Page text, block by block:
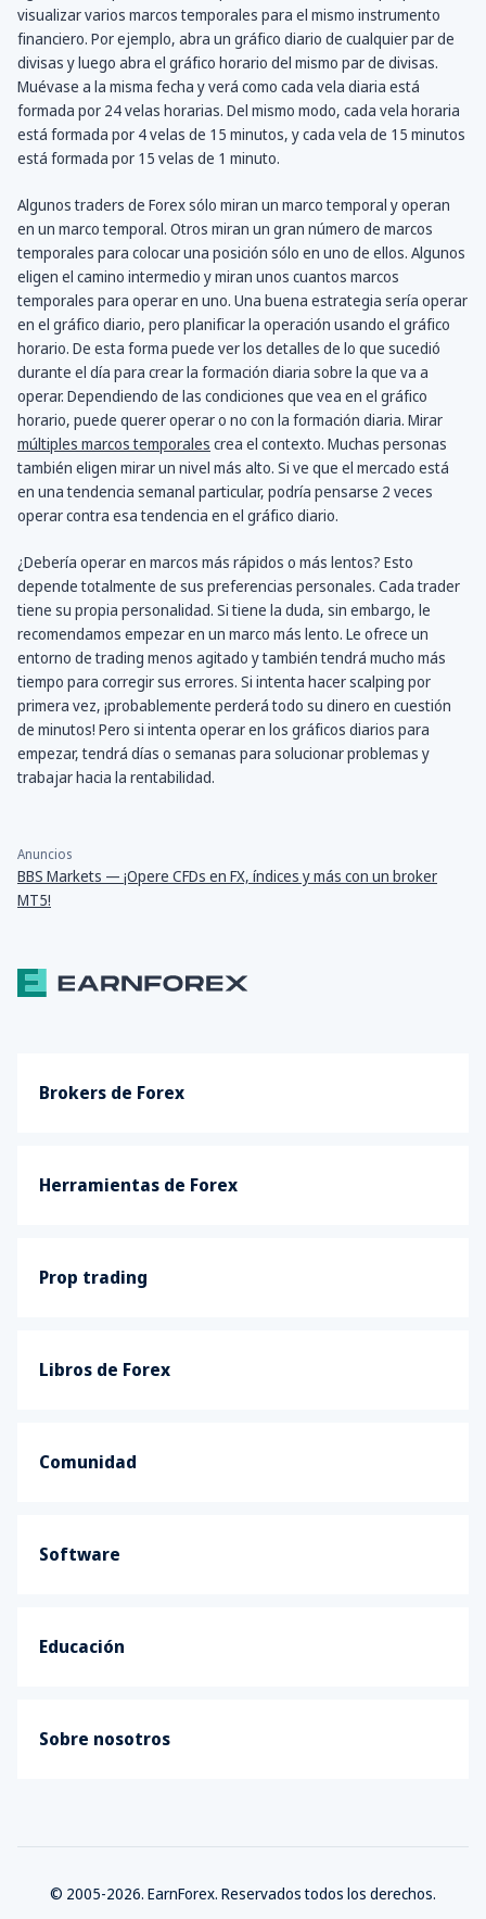
visualizar varios marcos temporales para el mismo instrumento
financiero. Por ejemplo, abra un gráfico diario de cualquier par de
divisas y luego abra el gráfico horario del mismo par de divisas.
Muévase a la misma fecha y verá como cada vela diaria está
formada por 24 velas horarias. Del mismo modo, cada vela horaria
está formada por 4 velas de 15 minutos, y cada vela de 15 minutos
está formada por 15 velas de 1 minuto.
Algunos traders de Forex sólo miran un marco temporal y operan
en un marco temporal. Otros miran un gran número de marcos
temporales para colocar una posición sólo en uno de ellos. Algunos
eligen el camino intermedio y miran unos cuantos marcos
temporales para operar en uno. Una buena estrategia sería operar
en el gráfico diario, pero planificar la operación usando el gráfico
horario. De esta forma puede ver los detalles de lo que sucedió
durante el día para crear la formación diaria sobre la que va a
operar. Dependiendo de las condiciones que vea en el gráfico
horario, puede querer operar o no con la formación diaria. Mirar
múltiples marcos temporales crea el contexto. Muchas personas
también eligen mirar un nivel más alto. Si ve que el mercado está
en una tendencia semanal particular, podría pensarse 2 veces
operar contra esa tendencia en el gráfico diario.
¿Debería operar en marcos más rápidos o más lentos? Esto
depende totalmente de sus preferencias personales. Cada trader
tiene su propia personalidad. Si tiene la duda, sin embargo, le
recomendamos empezar en un marco más lento. Le ofrece un
entorno de trading menos agitado y también tendrá mucho más
tiempo para corregir sus errores. Si intenta hacer scalping por
primera vez, ¡probablemente perderá todo su dinero en cuestión
de minutos! Pero si intenta operar en los gráficos diarios para
empezar, tendrá días o semanas para solucionar problemas y
trabajar hacia la rentabilidad.
Anuncios
BBS Markets — ¡Opere CFDs en FX, índices y más con un broker
MT5!
Brokers de Forex
Herramientas de Forex
Prop trading
Libros de Forex
Comunidad
Software
Educación
Sobre nosotros
© 2005-2026. EarnForex. Reservados todos los derechos.